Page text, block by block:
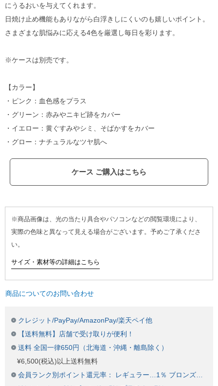
にうるおいを与えてくれます。
日焼け止め機能もありながら白浮きしにくいのも嬉しいポイント。
さまざまな肌悩みに応える4色を厳選し毎日を彩ります。
※ケースは別売です。
【カラー】
・ピンク：血色感をプラス
・グリーン：赤みやニキビ跡をカバー
・イエロー：黄ぐすみやシミ、そばかすをカバー
・グロー：ナチュラルなツヤ肌へ
ケース ご購入はこちら
※商品画像は、光の当たり具合やパソコンなどの閲覧環境により、
実際の色味と異なって見える場合がございます。予めご了承くださ
い。
サイズ・素材等の詳細はこちら
商品についてのお問い合わせ
クレジット/PayPay/AmazonPay/楽天ペイ他
【送料無料】店舗で受け取りが便利！
送料 全国一律650円（北海道・沖縄・離島除く）
¥6,500(税込)以上送料無料
会員ランク別ポイント還元率： レギュラー…1％ ブロンズ…